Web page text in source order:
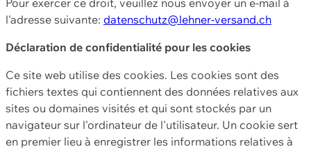
l'adresse suivante: datenschutz@lehner-versand.ch
Déclaration de confidentialité pour les cookies
Ce site web utilise des cookies. Les cookies sont des
fichiers textes qui contiennent des données relatives aux
sites ou domaines visités et qui sont stockés par un
navigateur sur l'ordinateur de l'utilisateur. Un cookie sert
en premier lieu à enregistrer les informations relatives à